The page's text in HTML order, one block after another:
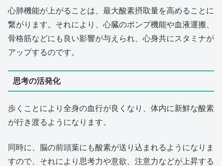
心肺機能が上がることは、最大酸素摂取量を高めることに
繋がります。それにより、心臓のポンプ機能や血液運搬、
骨格筋などにも良い影響が与えられ、心身共にスタミナが
アップするのです。
思考の活発化
歩くことにより全身の血行が良くなり、体内に新鮮な酸素
が行き渡るようになります。
同時に、脳の前頭葉にも酸素が送り込まれるようになりま
すので、それにより思考力や意欲、注意力などが上昇する